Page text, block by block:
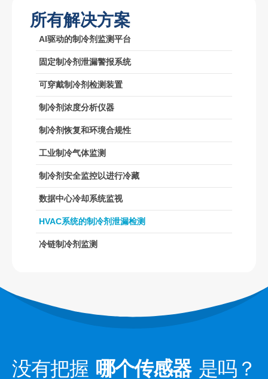
所有解决方案
AI驱动的制冷剂监测平台
固定制冷剂泄漏警报系统
可穿戴制冷剂检测装置
制冷剂浓度分析仪器
制冷剂恢复和环境合规性
工业制冷气体监测
制冷剂安全监控以进行冷藏
数据中心冷却系统监视
HVAC系统的制冷剂泄漏检测
冷链制冷剂监测
没有把握 哪个传感器 是吗？
微信
热产品
R290传感器
R32传感器
R410传感器
R454B传感器
我们的解决方案
冷链制冷剂监测
数据中心冷却系统监视
跟着我们